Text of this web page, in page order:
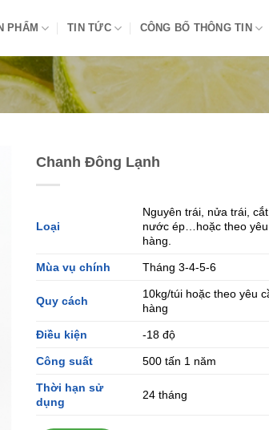
PHẨM TIN TỨC CÔNG BỐ THÔNG TIN
Chanh Đông Lạnh
Loại
Nguyên trái, nửa trái,
nước ép…hoặc theo yêu
hàng.
Mùa vụ chính Tháng 3-4-5-6
Quy cách
10kg/túi hoặc theo yêu
hàng
Điều kiện -18 độ
Công suất 500 tấn 1 năm
Thời hạn sử
dụng
24 tháng